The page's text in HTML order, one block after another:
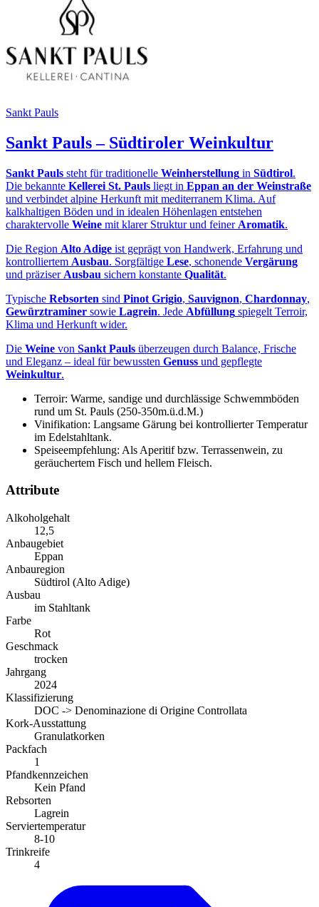
Sankt Pauls
Sankt Pauls – Südtiroler Weinkultur
Sankt Pauls steht für traditionelle Weinherstellung in Südtirol.
Die bekannte Kellerei St. Pauls liegt in Eppan an der Weinstraße
und verbindet alpine Herkunft mit mediterranem Klima. Auf
kalkhaltigen Böden und in idealen Höhenlagen entstehen
charaktervolle Weine mit klarer Struktur und feiner Aromatik.
Die Region Alto Adige ist geprägt von Handwerk, Erfahrung und
kontrolliertem Ausbau. Sorgfältige Lese, schonende Vergärung
und präziser Ausbau sichern konstante Qualität.
Typische Rebsorten sind Pinot Grigio, Sauvignon, Chardonnay,
Gewürztraminer sowie Lagrein. Jede Abfüllung spiegelt Terroir,
Klima und Herkunft wider.
Die Weine von Sankt Pauls überzeugen durch Balance, Frische
und Eleganz – ideal für bewussten Genuss und gepflegte
Weinkultur.
Terroir: Warme, sandige und durchlässige Schwemmböden
rund um St. Pauls (250-350m.ü.d.M.)
Vinifikation: Langsame Gärung bei kontrollierter Temperatur
im Edelstahltank.
Speiseempfehlung: Als Aperitif bzw. Terrassenwein, zu
geräuchertem Fisch und hellem Fleisch.
Attribute
Alkoholgehalt
12,5
Anbaugebiet
Eppan
Anbauregion
Südtirol (Alto Adige)
Ausbau
im Stahltank
Farbe
Rot
Geschmack
trocken
Jahrgang
2024
Klassifizierung
DOC -> Denominazione di Origine Controllata
Kork-Ausstattung
Granulatkorken
Packfach
1
Pfandkennzeichen
Kein Pfand
Rebsorten
Lagrein
Serviertemperatur
8-10
Trinkreife
4